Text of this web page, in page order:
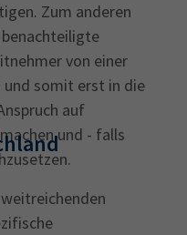
Zum anderen
von einer
und somit erst in die
auf
und - falls